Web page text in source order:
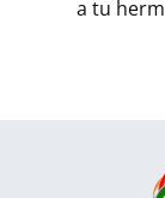
a tu